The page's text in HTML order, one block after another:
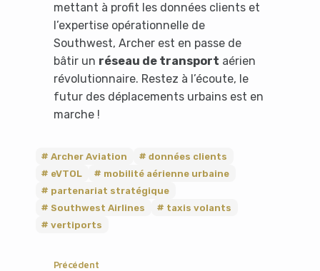
mettant à profit les données clients et
l’expertise opérationnelle de
Southwest, Archer est en passe de
bâtir un réseau de transport aérien
révolutionnaire. Restez à l’écoute, le
futur des déplacements urbains est en
marche !
Archer Aviation
données clients
eVTOL
mobilité aérienne urbaine
partenariat stratégique
Southwest Airlines
taxis volants
vertiports
Précédent
It looks like you're
using an ad-blocker!